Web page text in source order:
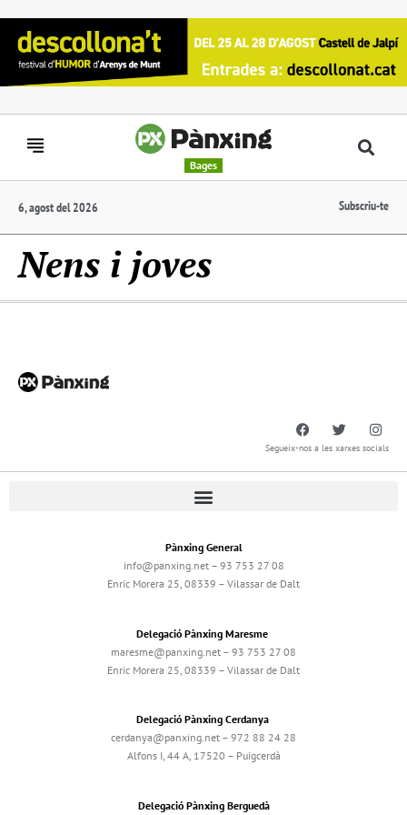
Bages
6, agost del 2026 Subscriu-te
Nens i joves
Segueix-nos a les xarxes socials
Pànxing General
info@panxing.net – 93 753 27 08
Enric Morera 25, 08339 – Vilassar de Dalt
Delegació Pànxing Maresme
maresme@panxing.net – 93 753 27 08
Enric Morera 25, 08339 – Vilassar de Dalt
Delegació Pànxing Cerdanya
cerdanya@panxing.net – 972 88 24 28
Alfons I, 44 A, 17520 – Puigcerdà
Delegació Pànxing Berguedà